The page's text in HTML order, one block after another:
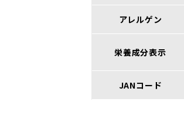
アレルゲン
栄養成分表示
JANコード